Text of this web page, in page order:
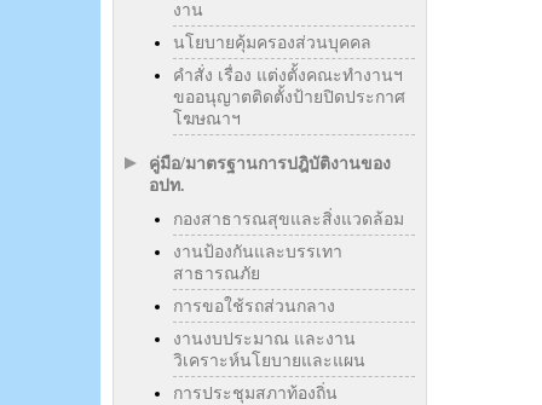
งาน
นโยบายคุ้มครองส่วนบุคคล
คำสั่ง เรื่อง แต่งตั้งคณะทำงานฯ
ขออนุญาตติดตั้งป้ายปิดประกาศ
โฆษณาฯ
คู่มือ/มาตรฐานการปฎิบัติงานของ
อปท.
กองสาธารณสุขและสิ่งแวดล้อม
งานป้องกันและบรรเทา
สาธารณภัย
การขอใช้รถส่วนกลาง
งานงบประมาณ และงาน
วิเคราะห์นโยบายและแผน
การประชุมสภาท้องถิ่น